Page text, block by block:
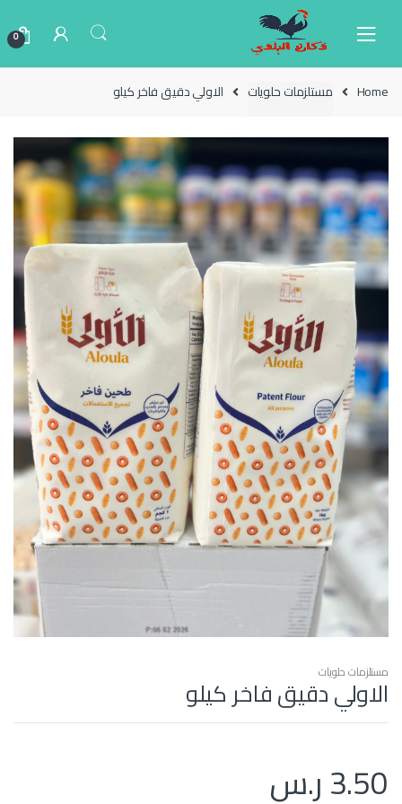
0
Home مستلزمات حلويات الاولي دقيق فاخر كيلو
مستلزمات حلويات
الاولي دقيق فاخر كيلو
3.50ر.س